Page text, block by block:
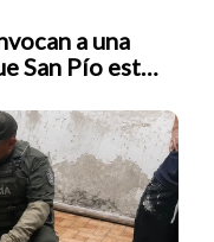
a una
San Pío este